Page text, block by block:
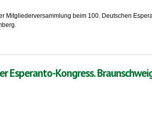
Mitgliederversammlung beim 100. Deutschen
28. Mai 2023
Esperanto-Kongress.